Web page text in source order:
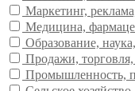
Маркетинг,
Медицина,
Образование,
Продажи,
Промышленность,